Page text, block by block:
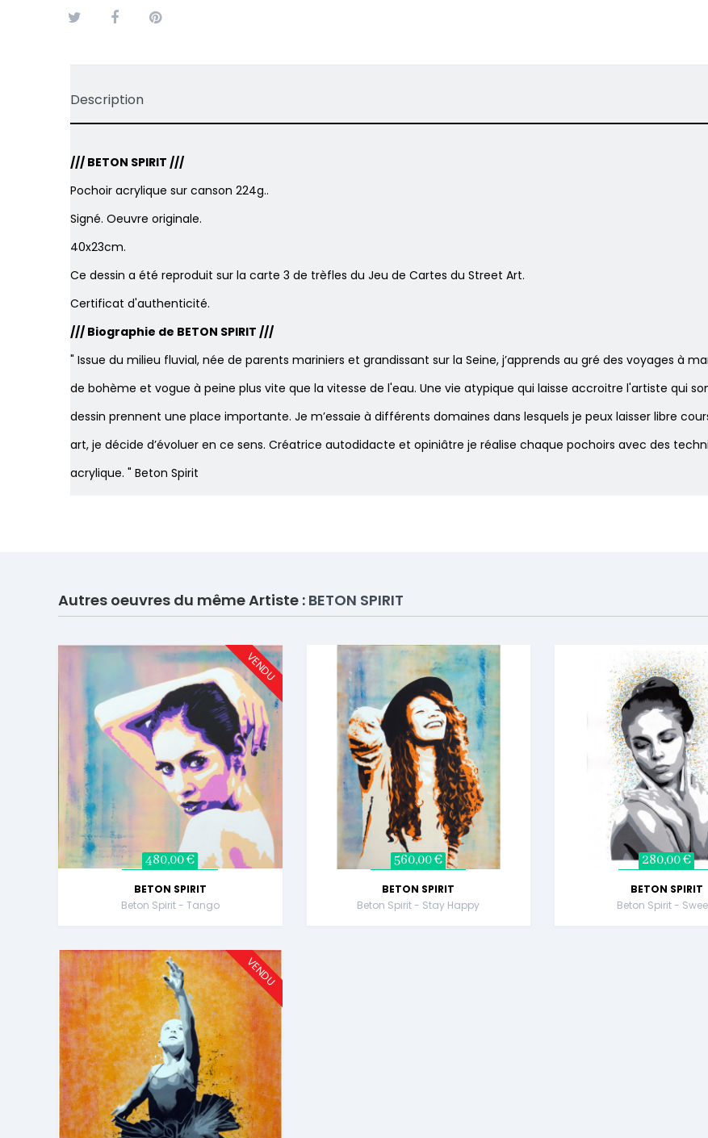
Description
/// BETON SPIRIT ///
Pochoir acrylique sur canson 224g..
Signé. Oeuvre originale.
40x23cm.
Ce dessin a été reproduit sur la carte 3 de trèfles du Jeu de Cartes du Street Art.
Certificat d'authenticité.
/// Biographie de BETON SPIRIT ///
" Issue du milieu fluvial, née de parents mariniers et grandissant sur la Seine, j’apprends au gré des voyages à
de bohème et vogue à peine plus vite que la vitesse de l'eau. Une vie atypique qui laisse accroitre l'artiste qui
dessin prennent une place importante. Je m’essaie à différents domaines dans lesquels je peux laisser libre
art, je décide d’évoluer en ce sens. Créatrice autodidacte et opiniâtre je réalise chaque pochoirs avec des
acrylique. " Beton Spirit
Autres oeuvres du même Artiste : BETON SPIRIT
VENDU
480,00 €
BETON SPIRIT
Beton Spirit - Tango
560,00 €
BETON SPIRIT
Beton Spirit - Stay Happy
280,00 €
BETON SPIRIT
Beton Spirit -
VENDU